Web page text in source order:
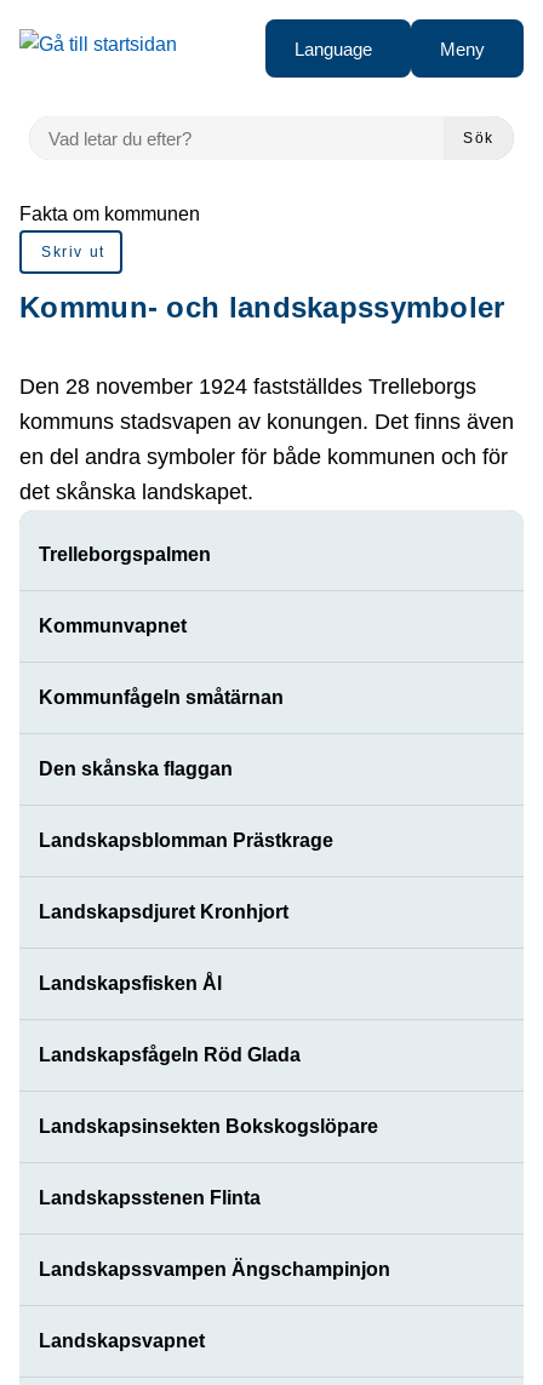
Gå till innehåll
till sidomeny
Language Meny
VAD LETAR DU EFTER?
Sök
Du är här:
Fakta om kommunen
Skriv ut
Kommun- och landskapssymboler
Den 28 november 1924 fastställdes Trelleborgs
kommuns stadsvapen av konungen. Det finns även
en del andra symboler för både kommunen och för
det skånska landskapet.
Trelleborgspalmen
Kommunvapnet
Kommunfågeln småtärnan
Den skånska flaggan
Landskapsblomman Prästkrage
Landskapsdjuret Kronhjort
Landskapsfisken Ål
Landskapsfågeln Röd Glada
Landskapsinsekten Bokskogslöpare
Landskapsstenen Flinta
Landskapssvampen Ängschampinjon
Landskapsvapnet